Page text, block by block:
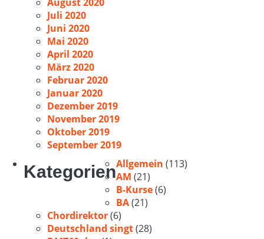
Juli 2020
Juni 2020
Mai 2020
April 2020
März 2020
Februar 2020
Januar 2020
Dezember 2019
November 2019
Oktober 2019
September 2019
KategorienAllgemein (113)
AM (21)
B-Kurse(6)
BA(21)
Chordirektor(6)
Deutschland singt(28)